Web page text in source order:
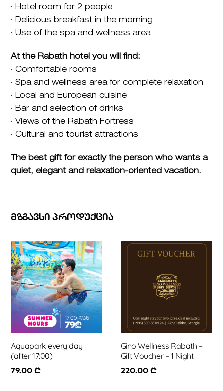
∙ Hotel room for 2 people
∙ Delicious breakfast in the morning
∙ Use of the spa and wellness area
At the Rabath hotel you will find:
∙ Comfortable rooms
∙ Spa and wellness area for complete relaxation
∙ Local and European cuisine
∙ Bar and selection of drinks
∙ Views of the Rabath Fortress
∙ Cultural and tourist attractions
The best gift for exactly the person who wants a
quiet, elegant and relaxation-oriented vacation.
ᲛᲖᲒᲐᲕᲡᲘ ᲞᲠᲝᲓᲣᲥᲪᲘᲐ
Aquapark every day
(after 17:00)
79.00₾
Gino Wellness Rabath –
Gift Voucher – 1 Night
220.00 ₾